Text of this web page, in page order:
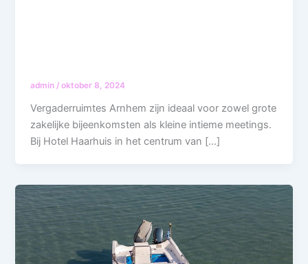
admin /oktober 8, 2024
Vergaderruimtes Arnhem zijn ideaal voor zowel grote
zakelijke bijeenkomsten als kleine intieme meetings.
Bij Hotel Haarhuis in het centrum van […]